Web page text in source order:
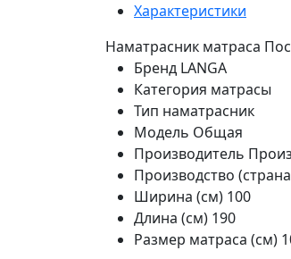
Характеристики
Наматрасник матраса
Бренд LANGA
Категория матрасы
Тип наматрасник
Модель Общая
Производитель
Производство
Ширина (см) 100
Длина (см) 190
Размер матраса (см)